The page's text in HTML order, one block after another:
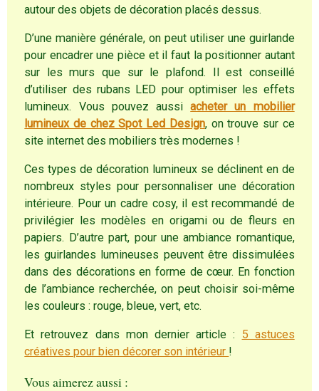
autour des objets de décoration placés dessus.
D’une manière générale, on peut utiliser une guirlande
pour encadrer une pièce et il faut la positionner autant
sur les murs que sur le plafond. Il est conseillé
d’utiliser des rubans LED pour optimiser les effets
lumineux. Vous pouvez aussiacheter un mobilier
lumineux de chez Spot Led Design, on trouve sur ce
site internet des mobiliers très modernes !
Ces types de décoration lumineux se déclinent en de
nombreux styles pour personnaliser une décoration
intérieure. Pour un cadre cosy, il est recommandé de
privilégier les modèles en origami ou de fleurs en
papiers. D’autre part, pour une ambiance romantique,
les guirlandes lumineuses peuvent être dissimulées
dans des décorations en forme de cœur. En fonction
de l’ambiance recherchée, on peut choisir soi-même
les couleurs : rouge, bleue, vert, etc.
Et retrouvez dans mon dernier article : 5 astuces
créatives pour bien décorer son intérieur !
Vous aimerez aussi :